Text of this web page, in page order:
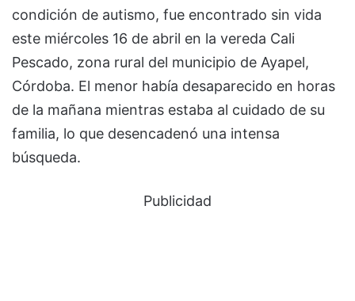
condición de autismo, fue encontrado sin vida
este miércoles 16 de abril en la vereda Cali
Pescado, zona rural del municipio de Ayapel,
Córdoba. El menor había desaparecido en horas
de la mañana mientras estaba al cuidado de su
familia, lo que desencadenó una intensa
búsqueda.
Publicidad